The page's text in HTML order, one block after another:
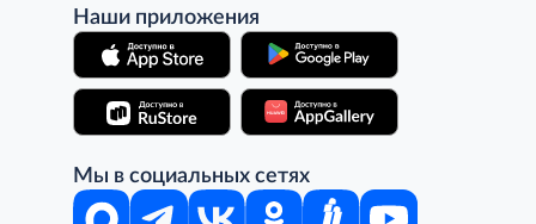
Наши приложения
Мы в социальных сетях